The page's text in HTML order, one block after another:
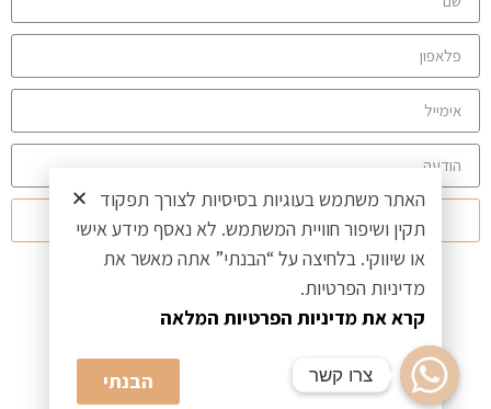
שלח
הצהרת נגישות
מדיניות פרטיות
Aura Creative בניית אתרים
צרו קשר
צרו קשר
האתר משתמש בעוגיות בסיסיות לצורך תפקוד
תקין ושיפור חוויית המשתמש. לא נאסף מידע אישי
או שיווקי. בלחיצה על “הבנתי” אתה מאשר את
מדיניות הפרטיות.
קרא את מדיניות הפרטיות המלאה
הבנתי